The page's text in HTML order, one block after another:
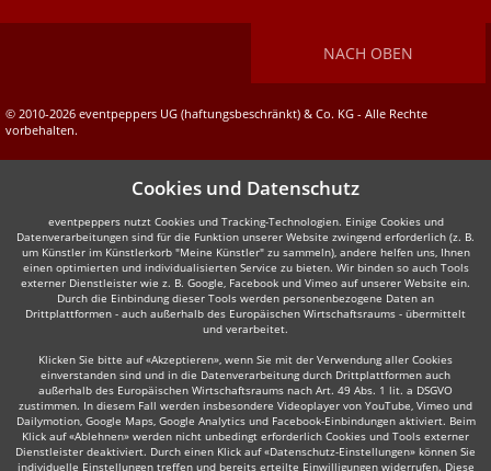
NACH OBEN
© 2010-2026 eventpeppers UG (haftungsbeschränkt) & Co. KG - Alle Rechte
vorbehalten.
Cookies und Datenschutz
eventpeppers nutzt Cookies und Tracking-Technologien. Einige Cookies und
Datenverarbeitungen sind für die Funktion unserer Website zwingend erforderlich (z. B.
um Künstler im Künstlerkorb "Meine Künstler" zu sammeln), andere helfen uns, Ihnen
einen optimierten und individualisierten Service zu bieten. Wir binden so auch Tools
externer Dienstleister wie z. B. Google, Facebook und Vimeo auf unserer Website ein.
Durch die Einbindung dieser Tools werden personenbezogene Daten an
Drittplattformen - auch außerhalb des Europäischen Wirtschaftsraums - übermittelt
und verarbeitet.
Klicken Sie bitte auf «Akzeptieren», wenn Sie mit der Verwendung aller Cookies
einverstanden sind und in die Datenverarbeitung durch Drittplattformen auch
außerhalb des Europäischen Wirtschaftsraums nach Art. 49 Abs. 1 lit. a DSGVO
zustimmen. In diesem Fall werden insbesondere Videoplayer von YouTube, Vimeo und
Dailymotion, Google Maps, Google Analytics und Facebook-Einbindungen aktiviert. Beim
Klick auf «Ablehnen» werden nicht unbedingt erforderlich Cookies und Tools externer
Dienstleister deaktiviert. Durch einen Klick auf «Datenschutz-Einstellungen» können Sie
individuelle Einstellungen treffen und bereits erteilte Einwilligungen widerrufen. Diese